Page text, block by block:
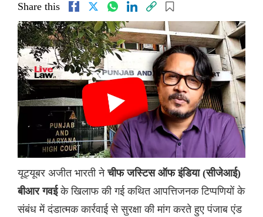
Share this
यूट्यूबर अजीत भारती नेचीफ जस्टिस ऑफ इंडिया (सीजेआई)
बीआर गवईके खिलाफ की गई कथित आपत्तिजनक टिप्पणियों के
संबंध में दंडात्मक कार्रवाई से सुरक्षा की मांग करते हुए पंजाब एंड